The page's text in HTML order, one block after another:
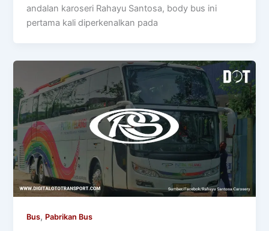
andalan karoseri Rahayu Santosa, body bus ini
pertama kali diperkenalkan pada
Bus, Pabrikan Bus